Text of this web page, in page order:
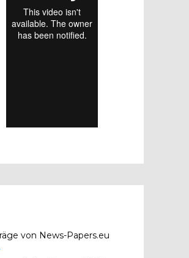
von News-Papers.eu